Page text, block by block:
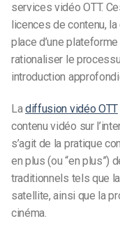
services vidéo OTT.
licences de contenu,
place d’une
rationaliser le
introduction
Ladiffusion vidéo OTT
contenu vidéo sur
s’agit de la pratique
en plus (ou “en plus”)
traditionnels tels que
satellite, ainsi que la
cinéma.